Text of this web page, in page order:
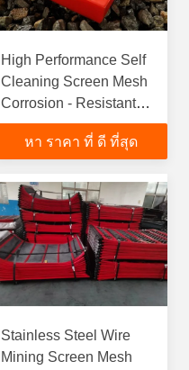
High Performance Self
Cleaning Screen Mesh
Corrosion - Resistant
ISO Approvedfunction
gtElInit() {var lib = new
'th', function () {});}
หา ราคา ที่ ดี ที่สุด
Stainless Steel Wire
Mining Screen Mesh